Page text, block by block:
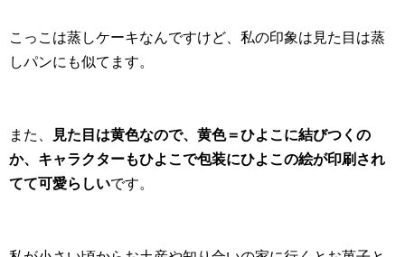
こっこは蒸しケーキなんですけど、私の印象は見た目は蒸
しパンにも似てます。
また、
見た目は黄色なので、黄色＝ひよこに結びつくの
か、キャラクターもひよこで包装にひよこの絵が印刷され
てて可愛らしいです。